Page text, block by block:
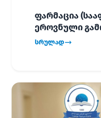
ფარმაცია
ეროვნული
სრულად